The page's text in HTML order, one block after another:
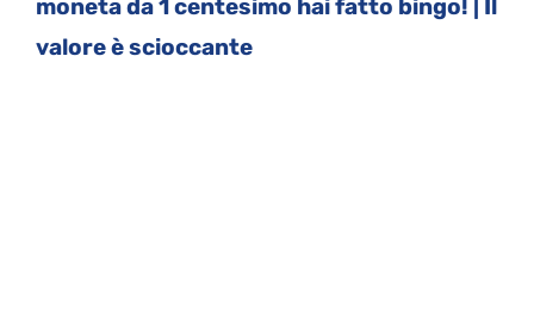
moneta da 1 centesimo hai fatto bingo! | Il
valore è scioccante